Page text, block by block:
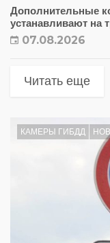
Дополнительные
устанавливают на
07.08.2026
Читать еще
КАМЕРЫ ГИБДД